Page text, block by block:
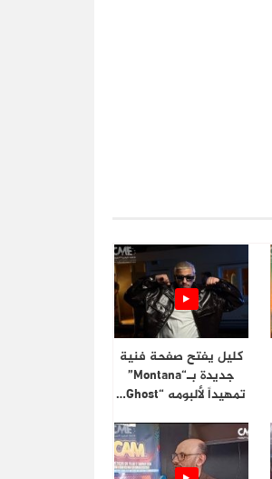
كليل يفتح صفحة فنية
جديدة بـ“Montana”
تمهيداً لألبومه “Ghost…